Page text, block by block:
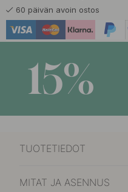
Messinki
Tumma Pronssi
60 päivän avoin ostos
15%
TUOTETIEDOT
MITAT JA ASENNUS